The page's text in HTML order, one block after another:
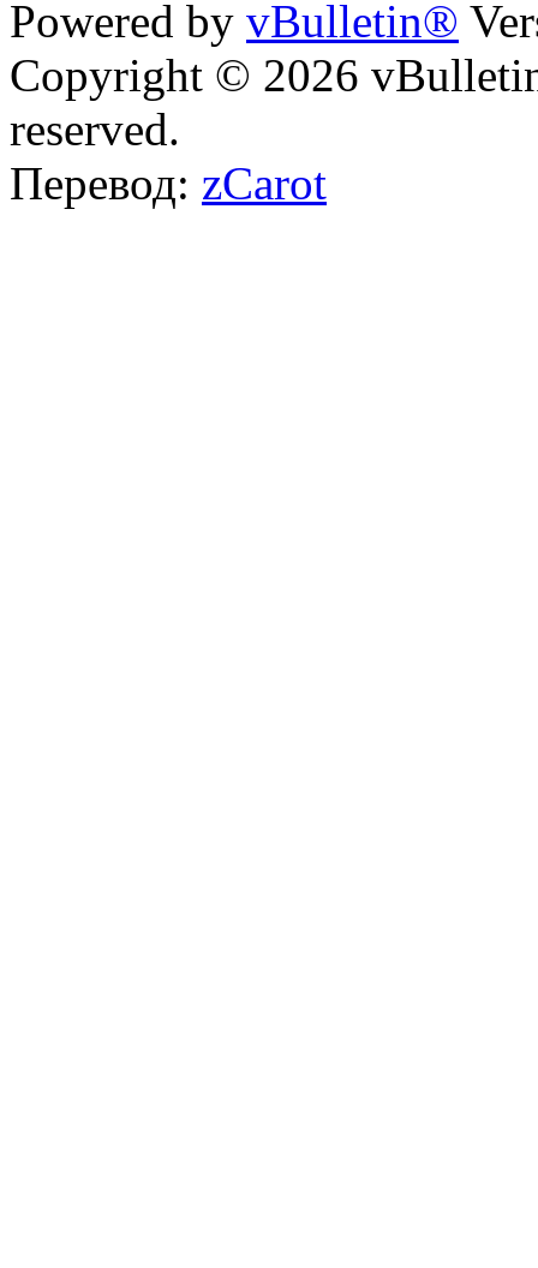
Powered by vBulletin®
Copyright © 2026
reserved.
Перевод: zCarot